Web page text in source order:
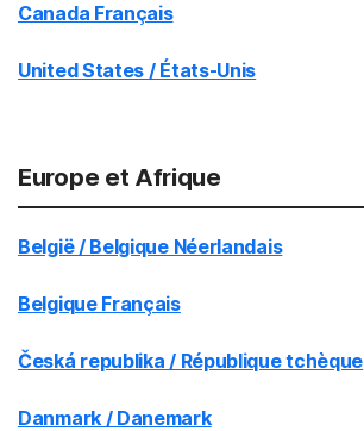
Canada Français
United States / États-Unis
Europe et Afrique
België / Belgique Néerlandais
Belgique Français
Česká republika / République tchèque
Danmark / Danemark